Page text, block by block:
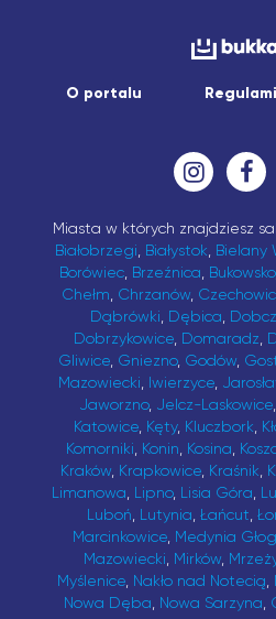
O portalu
Miasta w których znajdziesz
Białobrzegi, Białystok, Bielany
Borówiec, Brzeźnica, Bukowsko
Chełm, Chrzanów,
Dąbrówki, Dębica,
Dobrzykowice, Domaradz,
Gliwice, Gniezno, Godów,
Mazowiecki, Iwierzyce,
Jaworzno, Jelcz-Laskowice,
Katowice, Kęty, Kluczbork,
Komorniki, Konin, Kosina,
Kraków, Krapkowice, Kraśnik,
Limanowa, Lipno, Lisia Góra,
Luboń, Lutynia, Łańcut,
Marcinkowice, Medynia
Mazowiecki, Mirków,
Myślenice, Nakło nad Notecią,
Nowa Dęba, Nowa Sarzyna,